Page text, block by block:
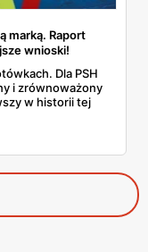
marką. Raport
wnioski!
Dla PSH
i zrównoważony
w historii tej